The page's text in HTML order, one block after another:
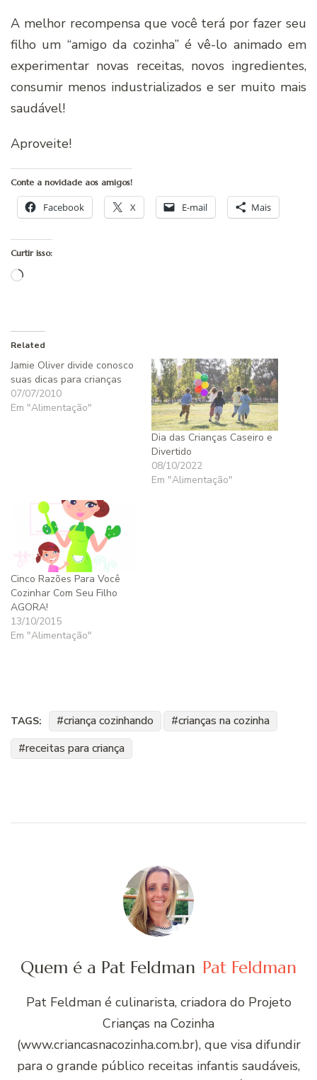
A melhor recompensa que você terá por fazer seu
filho um “amigo da cozinha” é vê-lo animado em
experimentar novas receitas, novos ingredientes,
consumir menos industrializados e ser muito mais
saudável!
Aproveite!
Conte a novidade aos amigos!
Facebook X E-mail Mais
Curtir isso:
Carregando...
Related
Jamie Oliver divide conosco
suas dicas para crianças
07/07/2010
Em "Alimentação"
Dia das Crianças Caseiro e
Divertido
08/10/2022
Em "Alimentação"
Cinco Razões Para Você
Cozinhar Com Seu Filho
AGORA!
13/10/2015
Em "Alimentação"
TAGS: criança cozinhando
crianças na cozinha
receitas para criança
Quem é a Pat Feldman Pat Feldman
Pat Feldman é culinarista, criadora do Projeto
Crianças na Cozinha
(www.criancasnacozinha.com.br), que visa difundir
para o grande público receitas infantis saudáveis,